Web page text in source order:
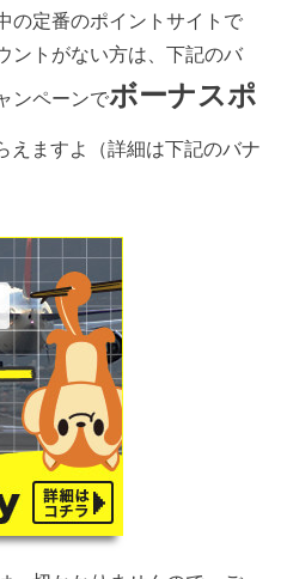
の定番のポイントサイトで
ントがない方は、下記のバ
ンペーンでボーナスポ
えますよ（詳細は下記のバナ